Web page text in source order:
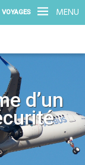
MENU
d’un